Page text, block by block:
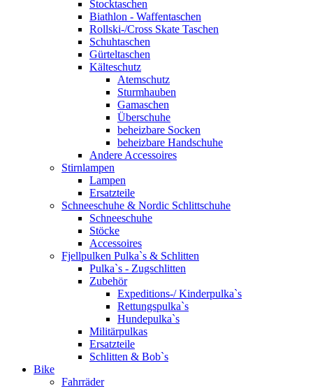
Stocktaschen
Biathlon - Waffentaschen
Rollski-/Cross Skate Taschen
Schuhtaschen
Gürteltaschen
Kälteschutz
Atemschutz
Sturmhauben
Gamaschen
Überschuhe
beheizbare Socken
beheizbare Handschuhe
Andere Accessoires
Stirnlampen
Lampen
Ersatzteile
Schneeschuhe & Nordic Schlittschuhe
Schneeschuhe
Stöcke
Accessoires
Fjellpulken Pulka`s & Schlitten
Pulka`s - Zugschlitten
Zubehör
Expeditions-/ Kinderpulka`s
Rettungspulka`s
Hundepulka`s
Militärpulkas
Ersatzteile
Schlitten & Bob`s
Bike
Fahrräder